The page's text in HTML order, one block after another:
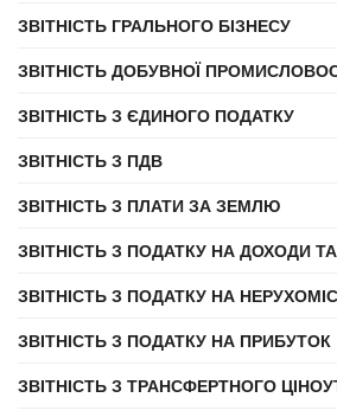
ЗВІТНІСТЬ ГРАЛЬНОГО БІЗНЕСУ
ЗВІТНІСТЬ ДОБУВНОЇ
ЗВІТНІСТЬ З ЄДИНОГО ПОДАТКУ
ЗВІТНІСТЬ З ПДВ
ЗВІТНІСТЬ З ПЛАТИ ЗА ЗЕМЛЮ
ЗВІТНІСТЬ З ПОДАТКУ НА ДОХОДИ
ЗВІТНІСТЬ З ПОДАТКУ НА
ЗВІТНІСТЬ З ПОДАТКУ НА ПРИБУТОК
ЗВІТНІСТЬ З ТРАНСФЕРТНОГО